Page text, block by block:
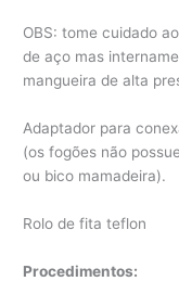
OBS: tome cuidado
de aço mas
mangueira de alta
Adaptador para
(os fogões não
ou bico mamadeira).
Rolo de fita teflon
Procedimentos: